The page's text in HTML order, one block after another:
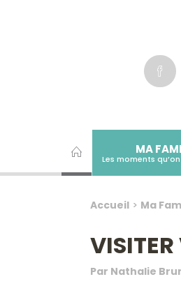
MA
Les moments
Accueil> Ma
VISITER
Par Nathalie